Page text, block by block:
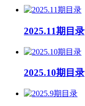
2025.11期目录
2025.10期目录